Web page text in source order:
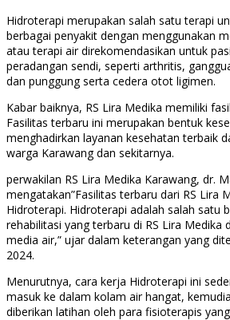
Hidroterapi merupakan salah satu terapi
berbagai penyakit dengan menggunakan
atau terapi air direkomendasikan untuk
peradangan sendi, seperti arthritis,
dan punggung serta cedera otot ligimen.
Kabar baiknya, RS Lira Medika memiliki
Fasilitas terbaru ini merupakan bentuk
menghadirkan layanan kesehatan terbaik
warga Karawang dan sekitarnya.
perwakilan RS Lira Medika Karawang, dr.
mengatakan”Fasilitas terbaru dari RS Lira
Hidroterapi. Hidroterapi adalah salah satu
rehabilitasi yang terbaru di RS Lira Medika
media air,” ujar dalam keterangan yang
2024.
Menurutnya, cara kerja Hidroterapi ini
masuk ke dalam kolam air hangat,
diberikan latihan oleh para fisioterapis